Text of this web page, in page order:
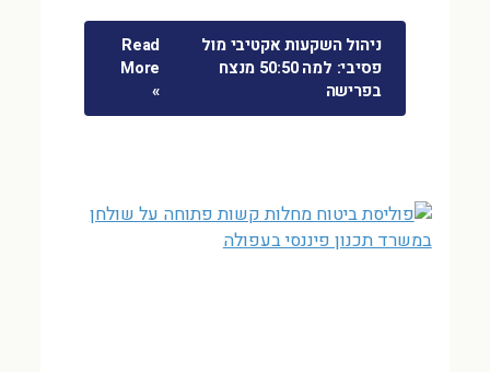
ניהול השקעות אקטיבי מול
פסיבי: למה 50:50 מנצח
בפרישה
Read
More
»